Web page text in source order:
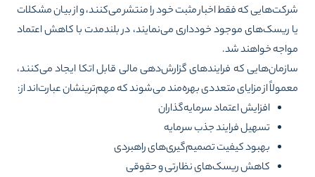
که فقط اخبار مثبت خود را منتشر می‌کنند، و از بیان مشکلات
ریسک‌های موجود خودداری می‌نمایند، در بلندمدت با کاهش اعتماد
خواهند شد.
که فرایندهای گزارش‌دهی مالی قابل اتکا ایجاد می‌کنند،
از مزایای متعددی بهره‌مند می‌شوند که مهم‌ترینشان عبارت‌اند از:
افزایش اعتماد سرمایه‌گذاران
تسهیل فرایند جذب سرمایه
بهبود کیفیت تصمیم‌گیری‌های راهبردی
کاهش ریسک‌های نظارتی و حقوقی